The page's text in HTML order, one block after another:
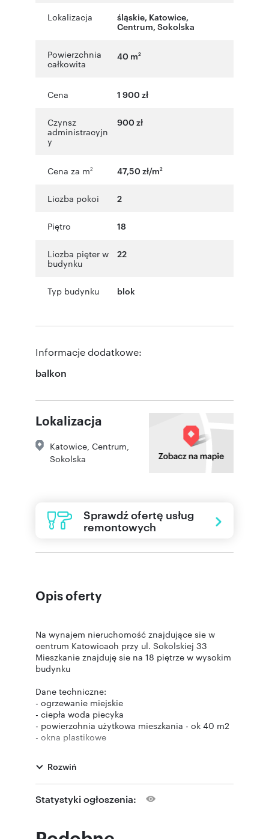
Lokalizacja śląskie, Katowice,
Centrum, Sokolska
Powierzchnia
całkowita
40 m2
Cena 1 900 zł
Czynsz
administracyjn
y
900 zł
Cena za m2 47,50 zł/m2
Liczba pokoi 2
Piętro 18
Liczba pięter w
budynku
22
Typ budynku blok
Informacje dodatkowe:
balkon
Lokalizacja
Katowice Centrum
Sokolska
Sprawdź ofertę usług
remontowych
Opis oferty
Na wynajem nieruchomość znajdujące sie w
centrum Katowicach przy ul. Sokolskiej 33
Mieszkanie znajduję sie na 18 piętrze w wysokim
budynku
Dane techniczne:
- ogrzewanie miejskie
- ciepła woda piecyka
- powierzchnia użytkowa mieszkania - ok 40 m2
- okna plastikowe
płyta indukcyjna)
Rozkład pomieszczeń:
- przedpokój
Rozwiń
Statystyki ogłoszenia: